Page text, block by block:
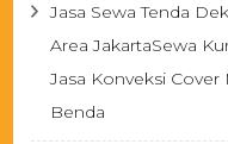
Jasa Sewa Tenda
Area JakartaSewa
Jasa Konveksi
Benda